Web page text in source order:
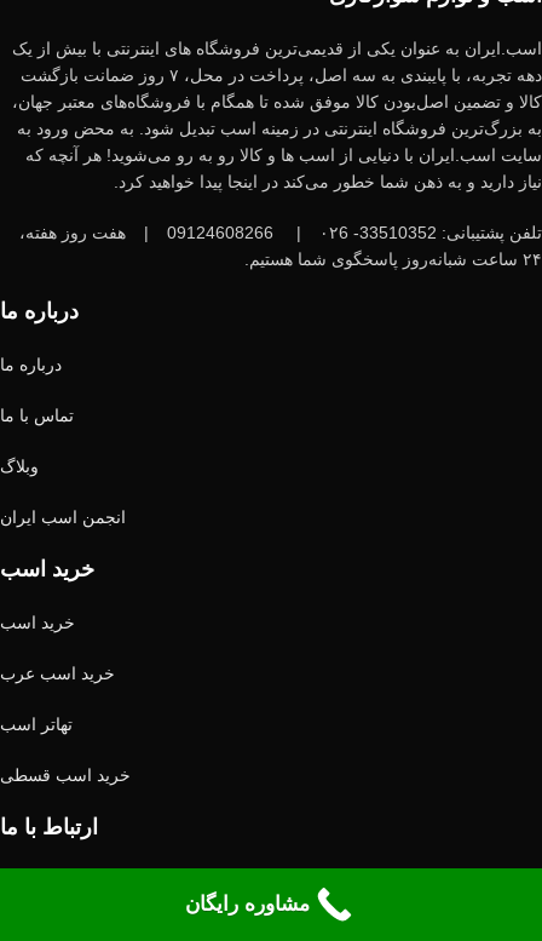
اسب.ایران به عنوان یکی از قدیمی‌ترین فروشگاه های اینترنتی با بیش از یک
دهه تجربه، با پایبندی به سه اصل، پرداخت در محل، ۷ روز ضمانت بازگشت
کالا و تضمین اصل‌بودن کالا موفق شده تا همگام با فروشگاه‌های معتبر جهان،
به بزرگ‌ترین فروشگاه اینترنتی در زمینه اسب تبدیل شود. به محض ورود به
سایت اسب.ایران با دنیایی از اسب ها و کالا رو به رو می‌شوید! هر آنچه که
نیاز دارید و به ذهن شما خطور می‌کند در اینجا پیدا خواهید کرد.
تلفن پشتیبانی: 33510352- ۰۲6 |
|
هفت روز هفته،
۲۴ ساعت شبانه‌روز پاسخگوی شما هستیم.
درباره ما
درباره ما
تماس با ما
وبلاگ
انجمن اسب ایران
خرید اسب
خرید اسب
خرید اسب عرب
تهاتر اسب
خرید اسب قسطی
ارتباط با ما
مشاوره رایگان